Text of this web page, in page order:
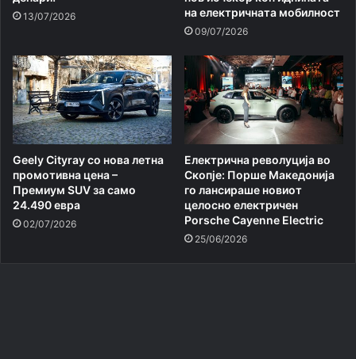
13/07/2026
на електричната мобилност
09/07/2026
Geely Cityray со нова летна
промотивна цена –
Премиум SUV за само
24.490 евра
02/07/2026
Електрична револуција во
Скопје: Порше Македонија
го лансираше новиот
целосно електричен
Porsche Cayenne Electric
25/06/2026